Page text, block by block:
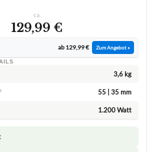
ca.
129,99 €
ab 129,99 € Zum Angebot »
3,6 kg
55 | 35 mm
1.200 Watt